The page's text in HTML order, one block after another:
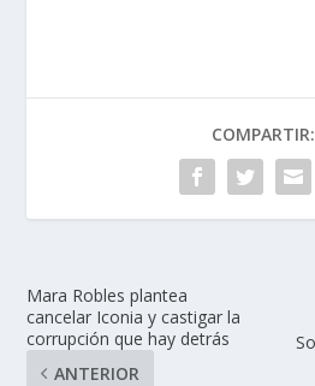
COMPARTIR:
Mara Robles plantea
cancelar Iconia y castigar la
corrupción que hay detrás
ANTERIOR